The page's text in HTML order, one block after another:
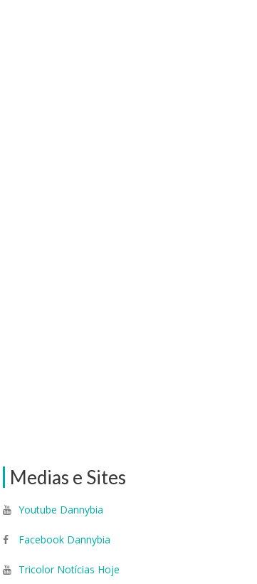
Medias e Sites
Youtube Dannybia
Facebook Dannybia
Tricolor Notícias Hoje